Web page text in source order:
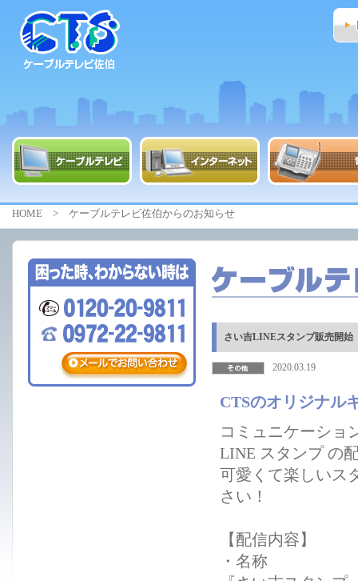
HOME > ケーブルテレビ佐伯からのお知らせ
さい吉LINEスタンプ販売開始
2020.03.19
CTSのオリジナル
コミュニケーショ
LINE スタンプ の
可愛くて楽しいス
さい！
【配信内容】
・名称